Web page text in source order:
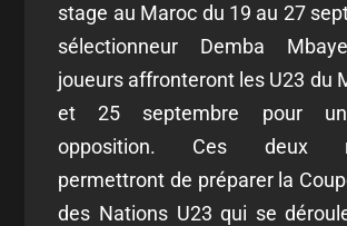
stage au Maroc du 19 au 27
sélectionneur Demba
joueurs affronteront les U23 du
et 25 septembre pour
opposition. Ces deux
permettront de préparer la
des Nations U23 qui se